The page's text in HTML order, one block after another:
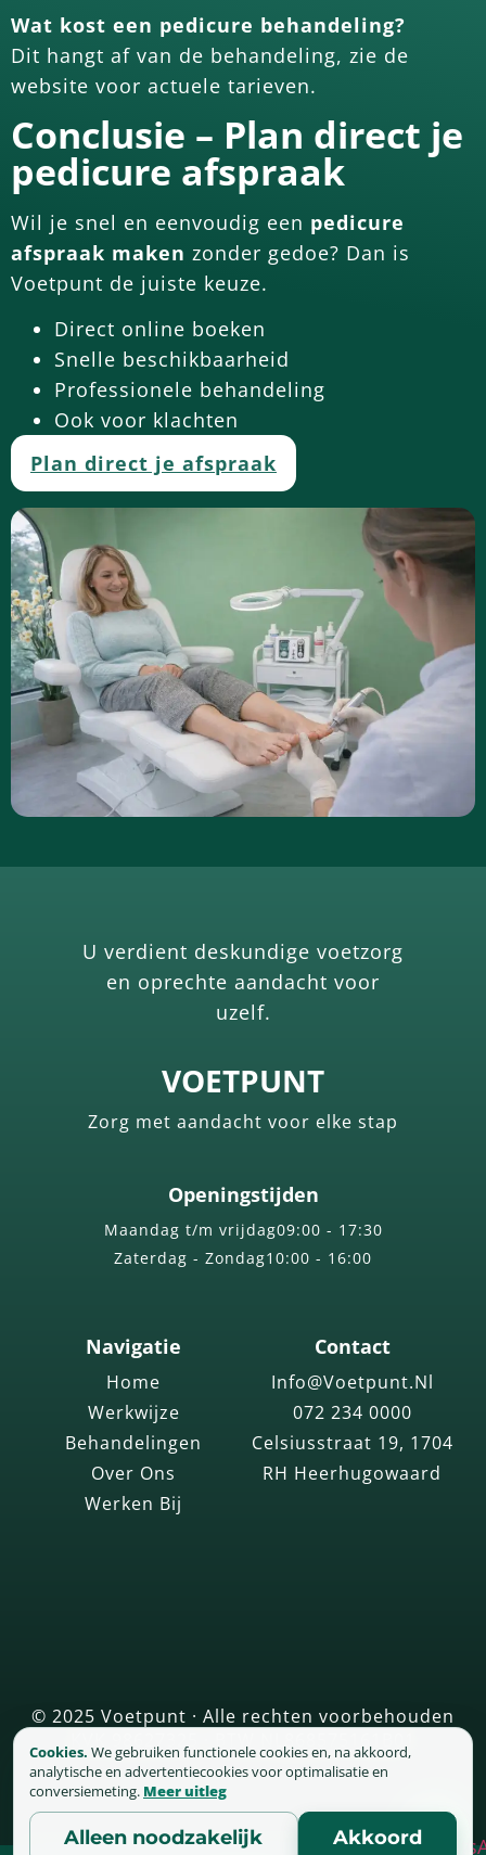
Wat kost een pedicure behandeling?
Dit hangt af van de behandeling, zie de
website voor actuele tarieven.
Conclusie – Plan direct je
pedicure afspraak
Wil je snel en eenvoudig een pedicure
afspraak maken zonder gedoe? Dan is
Voetpunt de juiste keuze.
Direct online boeken
Snelle beschikbaarheid
Professionele behandeling
Ook voor klachten
Plan direct je afspraak
U verdient deskundige voetzorg
en oprechte aandacht voor
uzelf.
VOETPUNT
Zorg met aandacht voor elke stap
Openingstijden
Maandag t/m vrijdag09:00 - 17:30
Zaterdag - Zondag10:00 - 16:00
Navigatie
Home
Werkwijze
Behandelingen
Over Ons
Werken Bij
Contact
Info@voetpunt.nl
072 234 0000
Celsiusstraat 19, 1704
RH Heerhugowaard
© 2025 Voetpunt · Alle rechten voorbehouden
Cookies. We gebruiken functionele cookies en, na akkoord,
analytische en advertentiecookies voor optimalisatie en
conversiemeting. Meer uitleg
Alleen noodzakelijk Akkoord